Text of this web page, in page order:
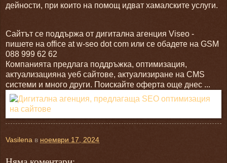
дейности, при които на помощ идват хамалските услуги.
Сайтът се поддържа от дигитална агенция Viseo -
пишете на office at w-seo dot com или се обадете на GSM
088 999 62 62
Компанията предлага поддръжка, оптимизация,
актуализацияна уеб сайтове, актуализиране на CMS
системи и много други. Поискайте оферта още днес ...
Vasilena в ноември 17, 2024